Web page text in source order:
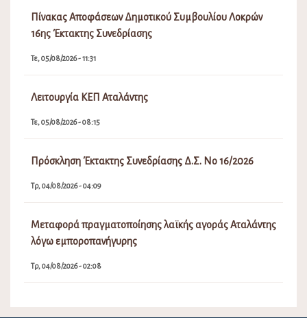
Πίνακας Αποφάσεων Δημοτικού Συμβουλίου Λοκρών
16ης Έκτακτης Συνεδρίασης
Τε, 05/08/2026 - 11:31
Λειτουργία ΚΕΠ Αταλάντης
Τε, 05/08/2026 - 08:15
Πρόσκληση Έκτακτης Συνεδρίασης Δ.Σ. Νο 16/2026
Τρ, 04/08/2026 - 04:09
Μεταφορά πραγματοποίησης λαϊκής αγοράς Αταλάντης
λόγω εμποροπανήγυρης
Τρ, 04/08/2026 - 02:08